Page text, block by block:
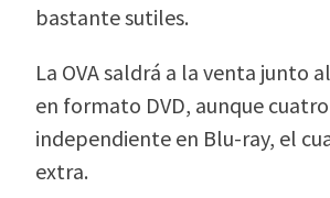
bastante sutiles.
La OVA saldrá a la venta junto
en formato DVD, aunque
independiente en Blu-ray, el
extra.